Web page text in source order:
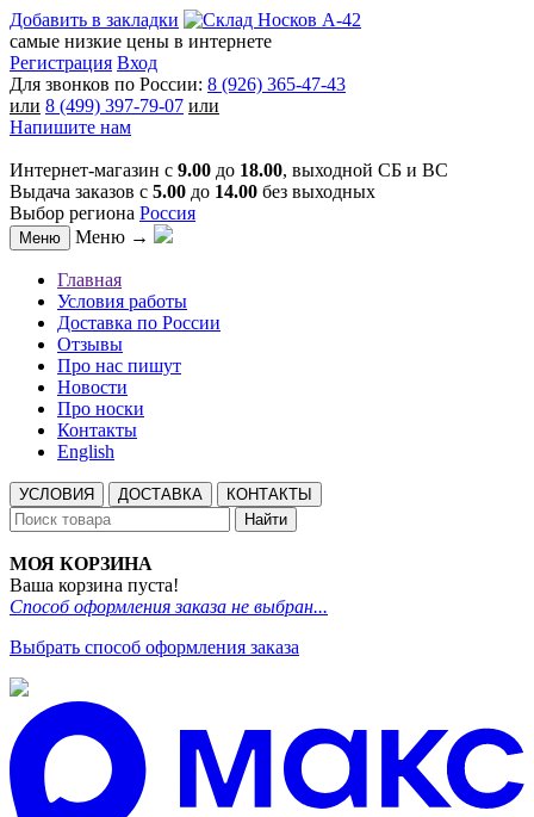
Добавить в закладки
самые низкие цены в интернете
Регистрация Вход
Для звонков по России: 8 (926) 365-47-43
или 8 (499) 397-79-07 или
Напишите нам
Интернет-магазин с 9.00 до 18.00, выходной СБ и ВС
Выдача заказов с 5.00 до 14.00 без выходных
Выбор региона Россия
Меню Меню →
Главная
Условия работы
Доставка по России
Отзывы
Про нас пишут
Новости
Про носки
Контакты
English
УСЛОВИЯ ДОСТАВКА
КОНТАКТЫ
Найти
МОЯ КОРЗИНА
Ваша корзина пуста!
Способ оформления заказа не выбран...
Выбрать способ оформления заказа